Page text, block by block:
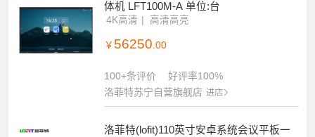
体机 LFT100M-A 单位:台
4K高清 高清高亮
￥ 56250.00
100+条评价
好评率100%
洛菲特苏宁自营旗舰店 进店
洛菲特(lofit)110英寸安卓系统会议平板一